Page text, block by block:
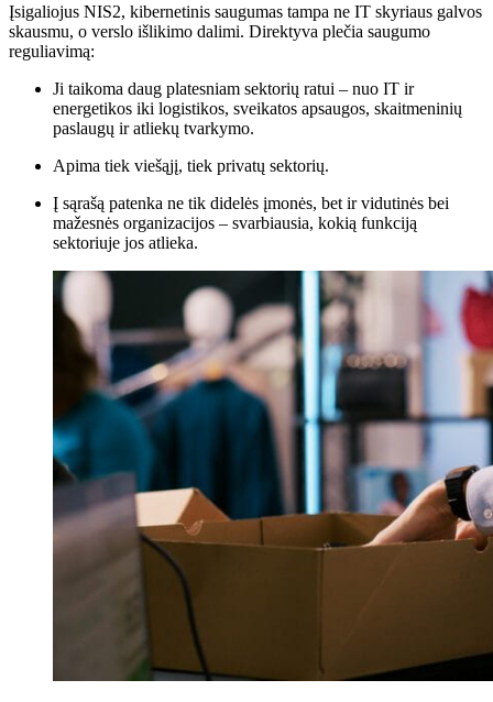
Įsigaliojus NIS2, kibernetinis saugumas tampa ne IT skyriaus galvos
skausmu, o verslo išlikimo dalimi. Direktyva plečia saugumo
reguliavimą:
Ji taikoma daug platesniam sektorių ratui – nuo IT ir
energetikos iki logistikos, sveikatos apsaugos, skaitmeninių
paslaugų ir atliekų tvarkymo.
Apima tiek viešąjį, tiek privatų sektorių.
Į sąrašą patenka ne tik didelės įmonės, bet ir vidutinės bei
mažesnės organizacijos – svarbiausia, kokią funkciją
sektoriuje jos atlieka.